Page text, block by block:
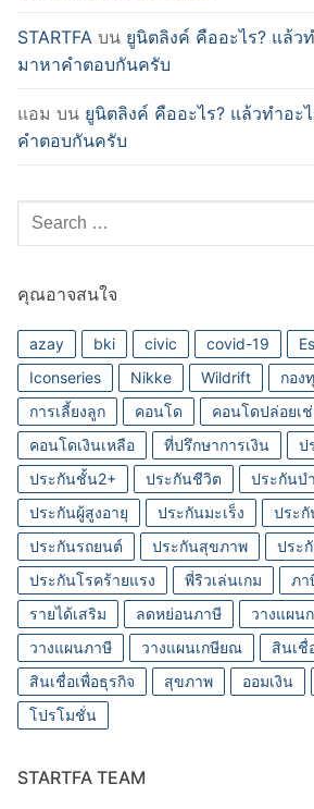
STARTFA บน ยูนิตลิงค์ คืออะไร? แล้ว
มาหาคำตอบกันครับ
แอม บน ยูนิตลิงค์ คืออะไร? แล้วทำอะ
คำตอบกันครับ
Search
for:
คุณอาจสนใจ
azay bki civic covid-19
Iconseries
Nikke Wildrift กอง
การเลี้ยงลูก
คอนโด คอนโดปล่อยเ
คอนโดเงินเหลือ
ที่ปรึกษาการเงิน ป
ประกันชั้น2+
ประกันชีวิต
ประกันบ
ประกันผู้สูงอายุ
ประกันมะเร็ง
ประกั
ประกันรถยนต์
ประกันสุขภาพ
ประ
ประกันโรคร้ายแรง
พี่ริวเล่นเกม ภา
รายได้เสริม
ลดหย่อนภาษี
วางแผน
วางแผนภาษี
วางแผนเกษียณ สินเชื่
สินเชื่อเพื่อธุรกิจ
สุขภาพ ออมเงิน
โปรโมชั่น
STARTFA TEAM